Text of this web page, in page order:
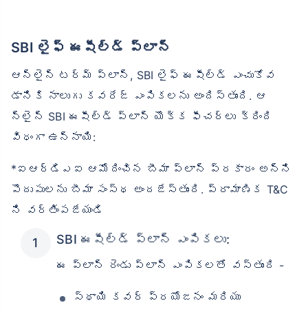
SBI లైఫ్ ఈషీల్డ్ ప్లాన్
ఆన్‌లైన్ టర్మ్ ప్లాన్, SBI లైఫ్ ఈషీల్డ్ ఎంచుకోవ
డానికి నాలుగు కవరేజ్ ఎంపికలను అందిస్తుంది. ఆ
న్‌లైన్ SBI ఈషీల్డ్ ప్లాన్ యొక్క ఫీచర్లు క్రింది
విధంగా ఉన్నాయి:
*ఐఆర్‌డిఎఐ ఆమోదించిన బీమా ప్లాన్ ప్రకారం అన్ని
పొదుపులను బీమా సంస్థ అందజేస్తుంది. ప్రామాణిక T&C
ని వర్తింపజేయండి
SBI ఈషీల్డ్ ప్లాన్ ఎంపికలు:
ఈ ప్లాన్ రెండు ప్లాన్ ఎంపికలతో వస్తుంది -
స్థాయి కవర్ ప్రయోజనం మరియు